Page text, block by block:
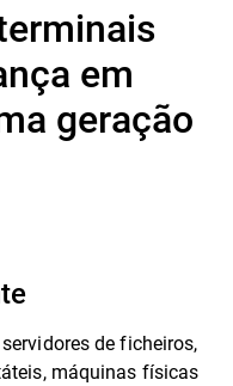
em
geração
de ficheiros,
máquinas físicas